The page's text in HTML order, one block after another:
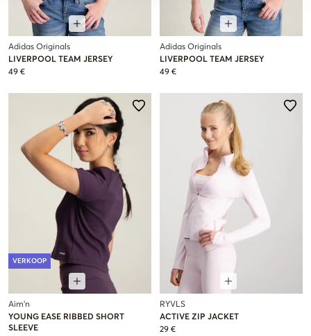
Adidas Originals
LIVERPOOL TEAM JERSEY
49 €
Adidas Originals
LIVERPOOL TEAM JERSEY
49 €
VERKOOP
Aim'n
YOUNG EASE RIBBED SHORT
SLEEVE
RYVLS
ACTIVE ZIP JACKET
29 €